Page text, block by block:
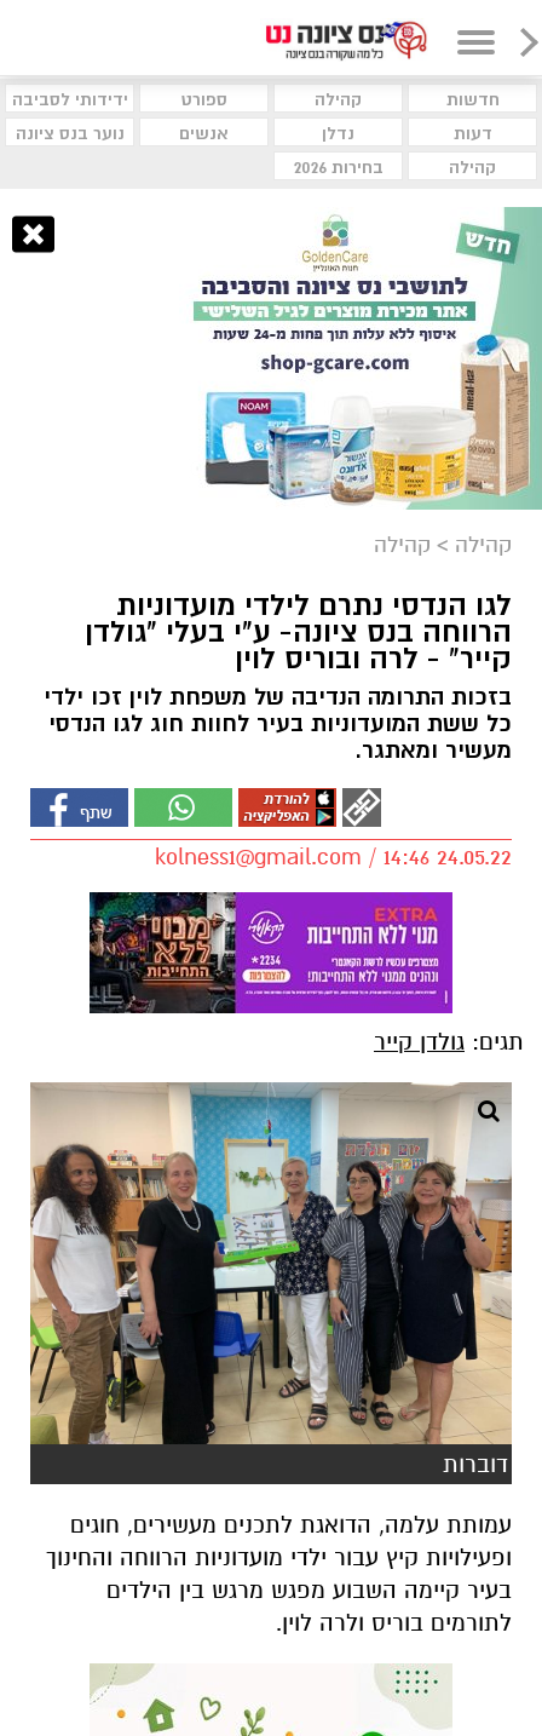
חדשות קהילה ספורט
ידידותי לסביבה
דעות
נדלן אנשים
נוער בנס ציונה
קהילה
בחירות 2026
קהילה > קהילה
לגו הנדסי נתרם לילדי מועדוניות
הרווחה בנס ציונה- ע"י בעלי "גולדן
קייר" - לרה ובוריס לוין
בזכות התרומה הנדיבה של משפחת לוין זכו ילדי
כל ששת המועדוניות בעיר לחוות חוג לגו הנדסי
מעשיר ומאתגר.
kolness1@gmail.com / 14:46 24.05.22
תגים: גולדן קייר
דוברות
עמותת עלמה, הדואגת לתכנים מעשירים, חוגים
ופעילויות קיץ עבור ילדי מועדוניות הרווחה והחינוך
בעיר קיימה השבוע מפגש מרגש בין הילדים
לתורמים בוריס ולרה לוין.